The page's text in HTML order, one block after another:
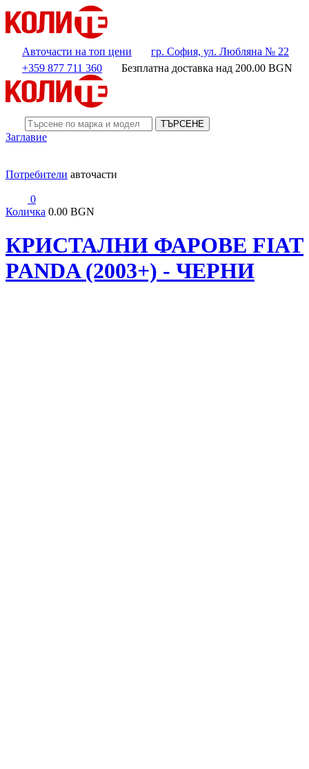
Авточасти на топ цени
гр. София, ул. Любляна № 22
+359 877 711 360
Безплатна доставка над 200.00 BGN
ТЪРСЕНЕ
Заглавие
Потребители авточасти
0
Количка 0.00 BGN
КРИСТАЛНИ ФАРОВЕ FIAT
PANDA (2003+) - ЧЕРНИ